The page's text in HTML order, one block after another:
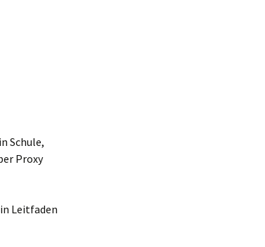
Schule,
Proxy
Leitfaden